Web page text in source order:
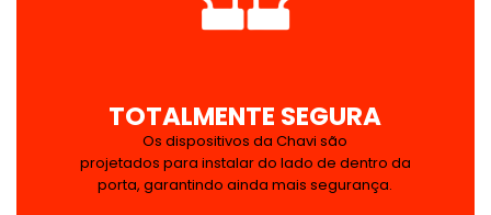
TOTALMENTE SEGURA
Os dispositivos da Chavi são
projetados para instalar do lado de dentro da
porta, garantindo ainda mais segurança.